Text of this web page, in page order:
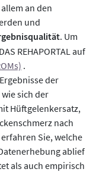
an den
und
. Um
REHAPORTAL auf
.
der
wie sich der
Hüftgelenkersatz,
nach
Sie, welche
ablief
als auch empirisch